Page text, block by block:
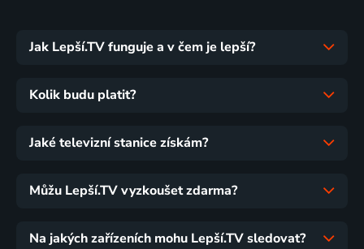
Jak Lepší.TV funguje a v čem je lepší?
Kolik budu platit?
Jaké televizní stanice získám?
Můžu Lepší.TV vyzkoušet zdarma?
Na jakých zařízeních mohu Lepší.TV sledovat?